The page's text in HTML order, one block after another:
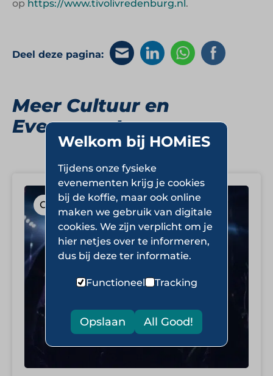
op https://www.tivolivredenburg.nl .
Deel deze pagina:
Meer Cultuur en
Evenementen
Cultuur en Evenementen
Welkom bij HOMiES
Tijdens onze fysieke
evenementen krijg je cookies
bij de koffie, maar ook online
maken we gebruik van digitale
cookies. We zijn verplicht om je
hier netjes over te informeren,
dus bij deze ter informatie.
Functioneel Tracking
Opslaan All Good!